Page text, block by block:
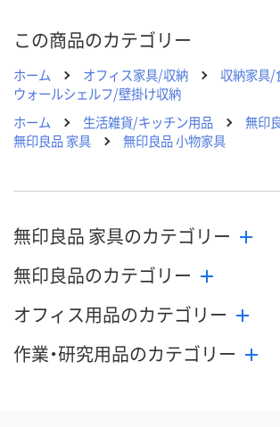
この商品のカテゴリー
ホーム オフィス家具/収納
収納家具/
ウォールシェルフ/壁掛け収納
ホーム
生活雑貨/キッチン用品
無印
無印良品 家具
無印良品 小物家具
無印良品 家具のカテゴリー
無印良品のカテゴリー
オフィス用品のカテゴリー
作業・研究用品のカテゴリー